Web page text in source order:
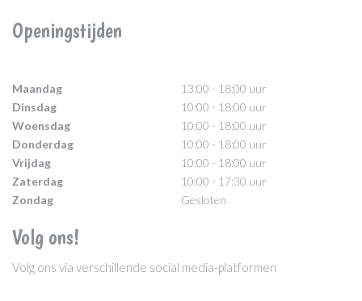
Openingstijden
Maandag
13:00 - 18:00 uur
Dinsdag
10:00 - 18:00 uur
Woensdag
10:00 - 18:00 uur
Donderdag
10:00 - 18:00 uur
Vrijdag
10:00 - 18:00 uur
Zaterdag
10:00 - 17:30 uur
Zondag
Gesloten
Volg ons!
Volg ons via verschillende social media-platformen